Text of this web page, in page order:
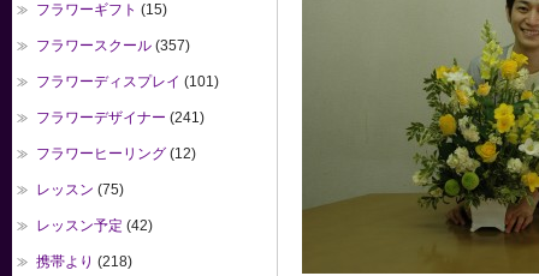
フラワーギフト (15)
フラワースクール (357)
フラワーディスプレイ (101)
フラワーデザイナー (241)
フラワーヒーリング (12)
レッスン (75)
レッスン予定 (42)
携帯より (218)